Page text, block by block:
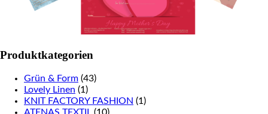
Produktkategorien
Grün & Form (43)
Lovely Linen (1)
KNIT FACTORY FASHION (1)
ATENAS TEXTIL (10)